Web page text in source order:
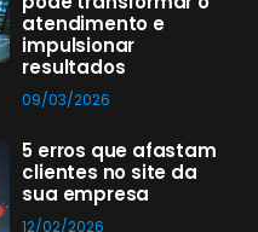
atendimento e
impulsionar
resultados
09/03/2026
5 erros que afastam
clientes no site da
sua empresa
12/02/2026